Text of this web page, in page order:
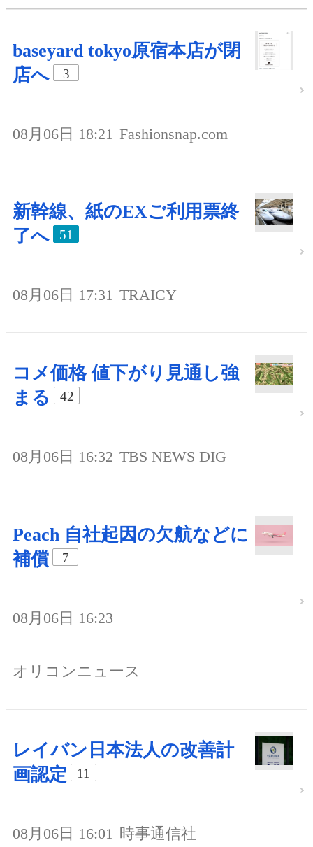
baseyard tokyo原宿本店が閉
店へ
3
08月06日 18:21 Fashionsnap.com
新幹線、紙のEXご利用票終
了へ
51
08月06日 17:31 TRAICY
コメ価格 値下がり見通し強
まる
42
08月06日 16:32 TBS NEWS DIG
Peach 自社起因の欠航などに
補償
7
08月06日 16:23
オリコンニュース
レイバン日本法人の改善計
画認定
11
08月06日 16:01 時事通信社